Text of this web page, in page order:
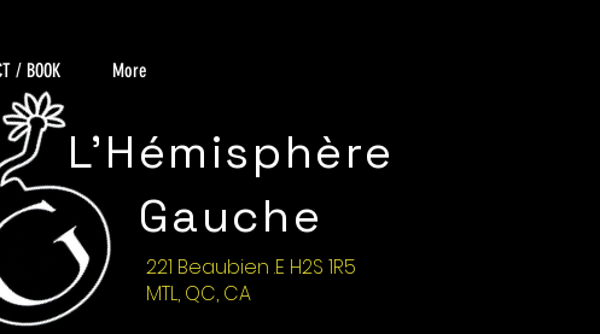
221 Beaubien .E H2S 1R5
MTL, QC, CA
L'Hémisphère
Gauche
/ BOOK More